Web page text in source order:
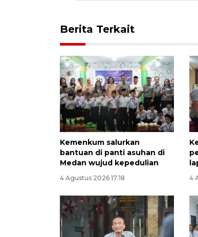
Berita Terkait
Kemenkum salurkan
bantuan di panti asuhan di
Medan wujud kepedulian
4 Agustus 2026 17:18 4